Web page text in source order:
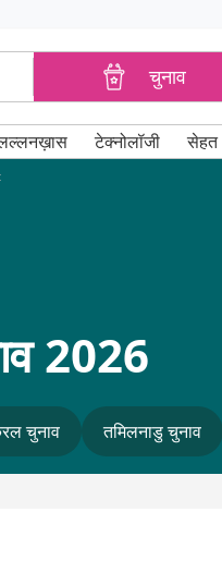
चुनाव
टेक्नोलॉजी सेहत
2026
चुनाव तमिलनाडु चुनाव